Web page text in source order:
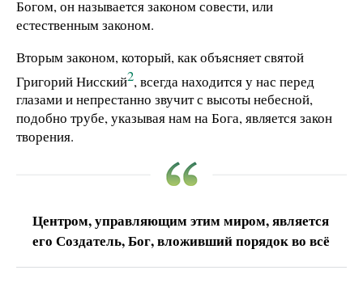
Богом, он называется законом совести, или
естественным законом.
Вторым законом, который, как объясняет святой
Григорий Нисский2, всегда находится у нас перед
глазами и непрестанно звучит с высоты небесной,
подобно трубе, указывая нам на Бога, является закон
творения.
Центром, управляющим этим миром, является
его Создатель, Бог, вложивший порядок во всё